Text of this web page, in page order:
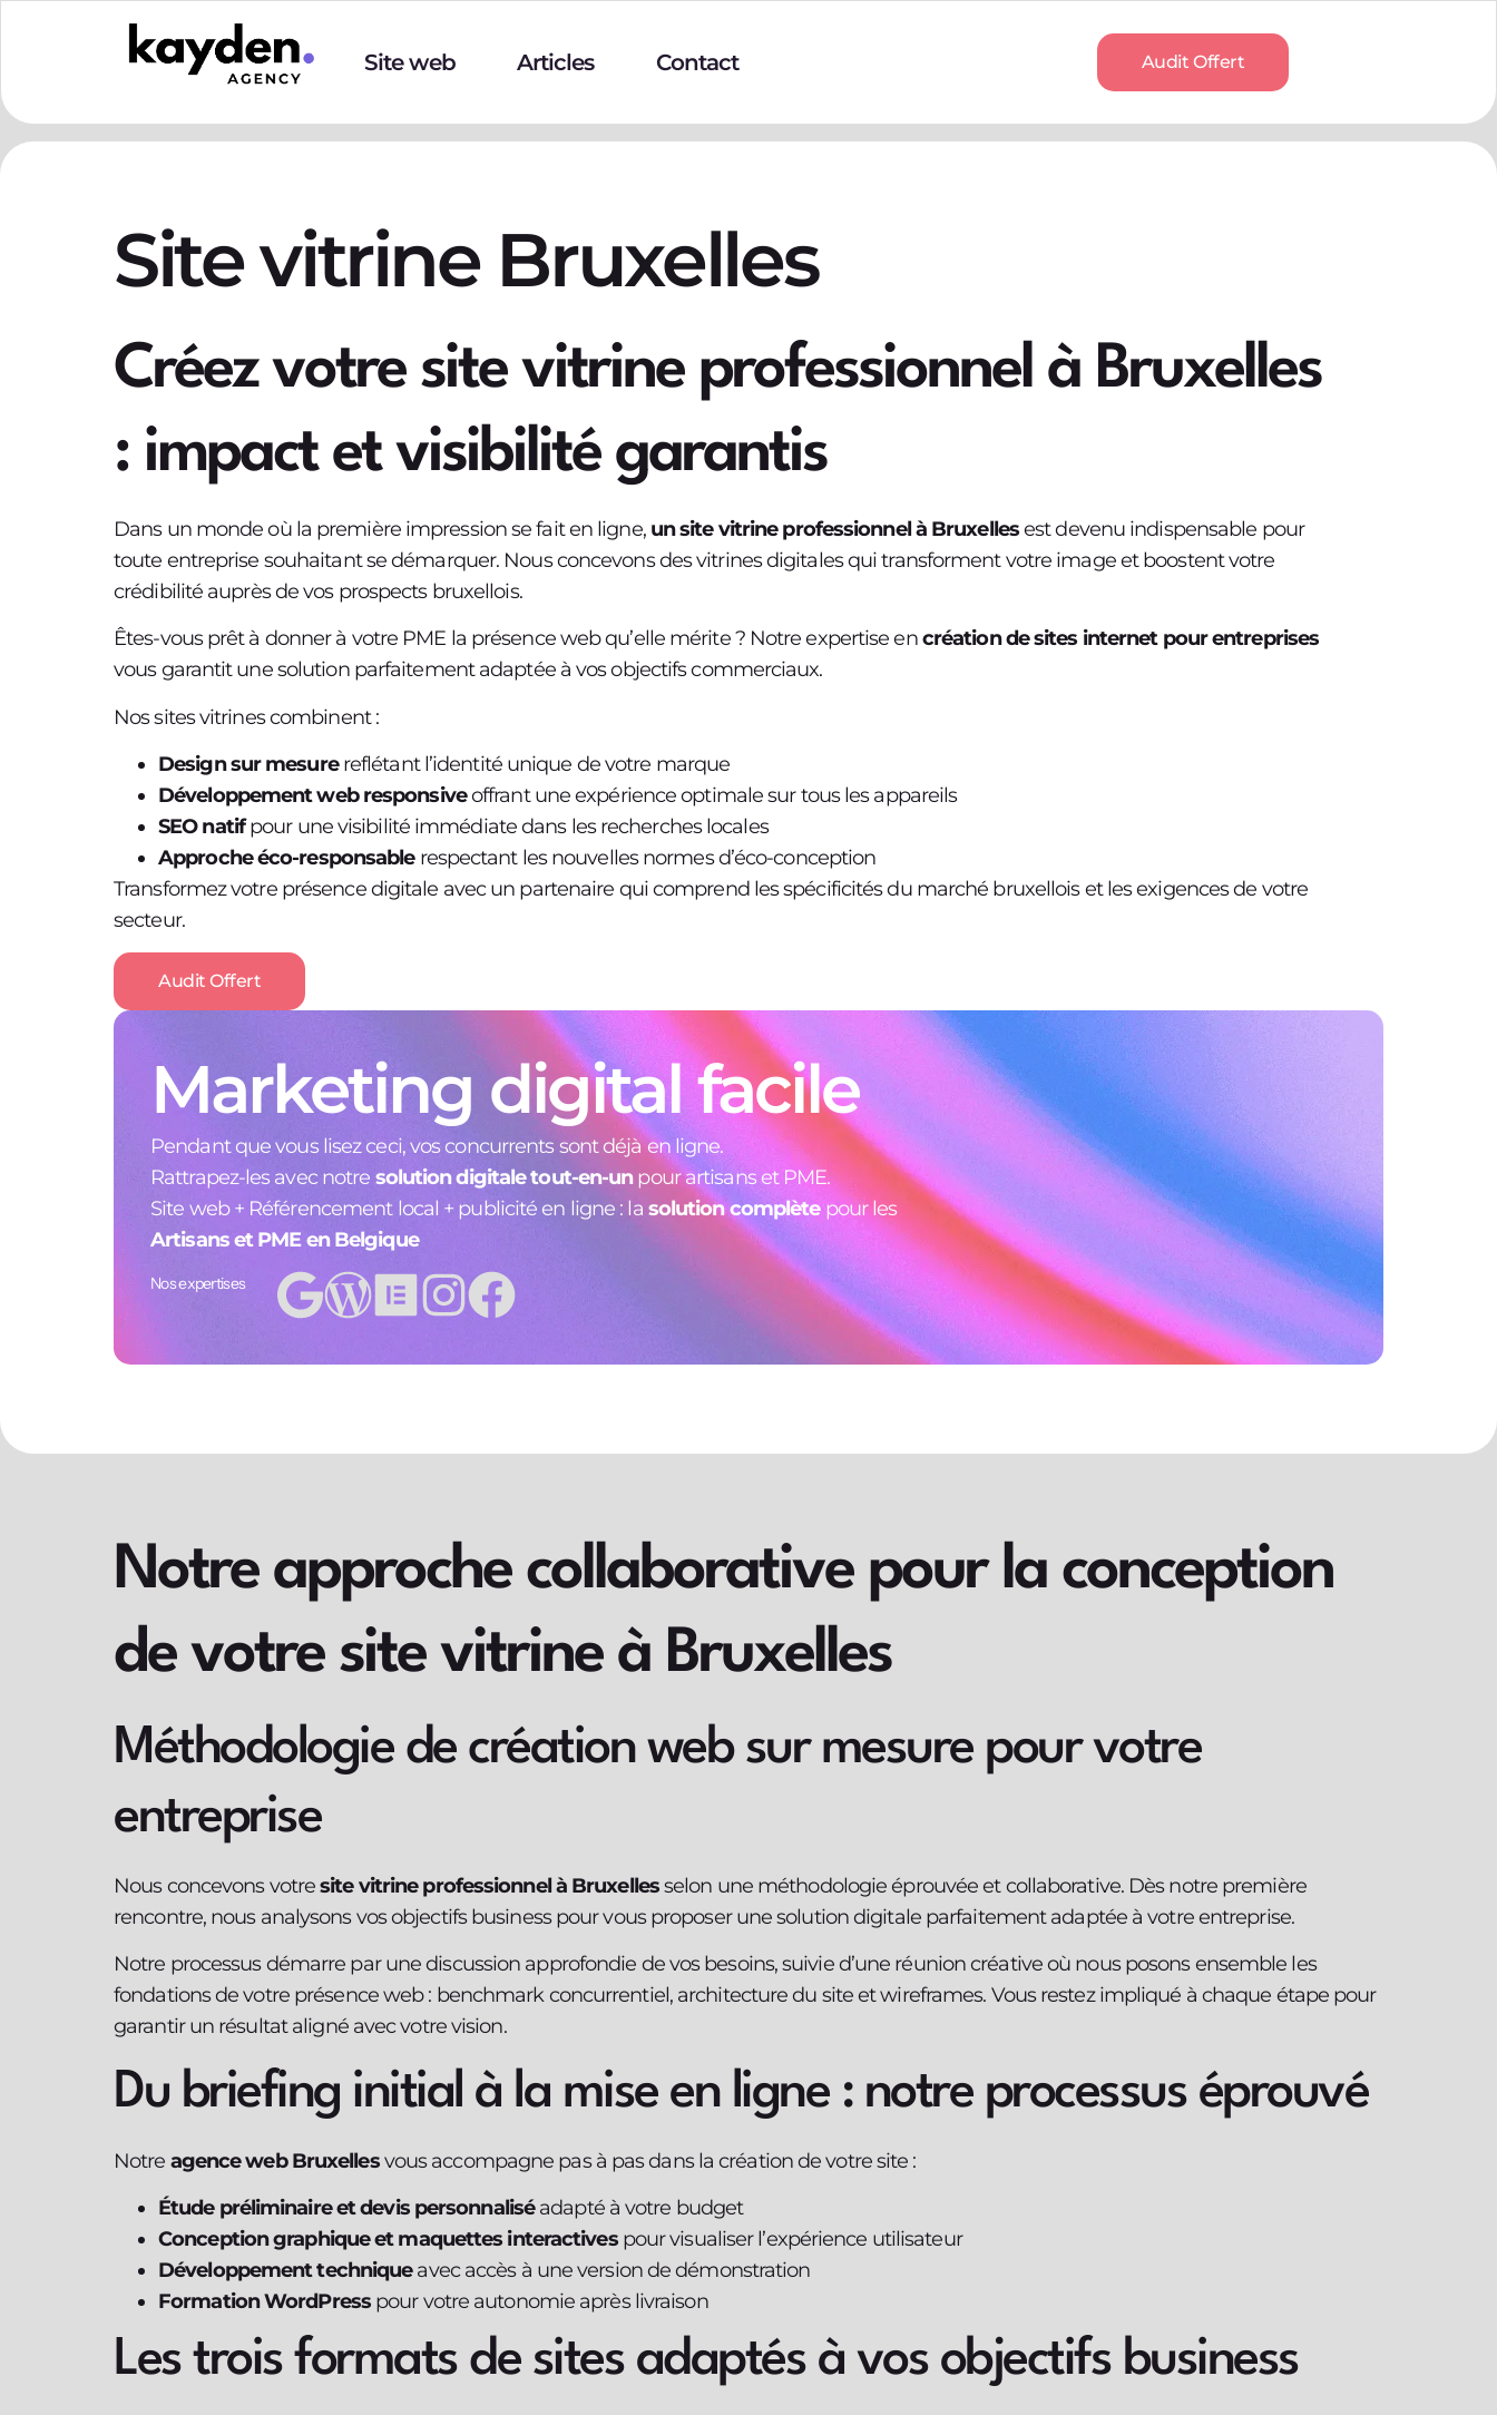
Site web Articles Contact Audit Offert
Site vitrine Bruxelles
Créez votre site vitrine professionnel à Bruxelles
: impact et visibilité garantis
Dans un monde où la première impression se fait en ligne, un site vitrine professionnel à Bruxellesest devenu indispensable pour
toute entreprise souhaitant se démarquer. Nous concevons des vitrines digitales qui transforment votre image et boostent votre
crédibilité auprès de vos prospects bruxellois.
Êtes-vous prêt à donner à votre PME la présence web qu’elle mérite ? Notre expertise encréation de sites internet pour entreprises
vous garantit une solution parfaitement adaptée à vos objectifs commerciaux.
Nos sites vitrines combinent :
Design sur mesurereflétant l’identité unique de votre marque
Développement web responsiveoffrant une expérience optimale sur tous les appareils
SEO natifpour une visibilité immédiate dans les recherches locales
Approche éco-responsablerespectant les nouvelles normes d’éco-conception
Transformez votre présence digitale avec un partenaire qui comprend les spécificités du marché bruxellois et les exigences de votre
secteur.
Audit Offert
Marketing digital facile
Pendant que vous lisez ceci, vos concurrents sont déjà en ligne.
Rattrapez-les avec notre solution digitale tout-en-unpour artisans et PME.
Site web + Référencement local + publicité en ligne : la solution complètepour les
Artisans et PME en Belgique
Nos expertises
Notre approche collaborative pour la conception
de votre site vitrine à Bruxelles
Méthodologie de création web sur mesure pour votre
entreprise
Nous concevons votresite vitrine professionnel à Bruxellesselon une méthodologie éprouvée et collaborative. Dès notre première
rencontre, nous analysons vos objectifs business pour vous proposer une solution digitale parfaitement adaptée à votre entreprise.
Notre processus démarre par une discussion approfondie de vos besoins, suivie d’une réunion créative où nous posons ensemble les
fondations de votre présence web : benchmark concurrentiel, architecture du site et wireframes. Vous restez impliqué à chaque étape pour
garantir un résultat aligné avec votre vision.
Du briefing initial à la mise en ligne : notre processus éprouvé
Notre agence web Bruxellesvous accompagne pas à pas dans la création de votre site :
Étude préliminaire et devis personnaliséadapté à votre budget
Conception graphique et maquettes interactivespour visualiser l’expérience utilisateur
Développement techniqueavec accès à une version de démonstration
Formation WordPresspour votre autonomie après livraison
Les trois formats de sites adaptés à vos objectifs business